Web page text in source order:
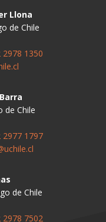
Llona
de Chile
2978 1350
de Chile
2977 1797
de Chile
2978 7502